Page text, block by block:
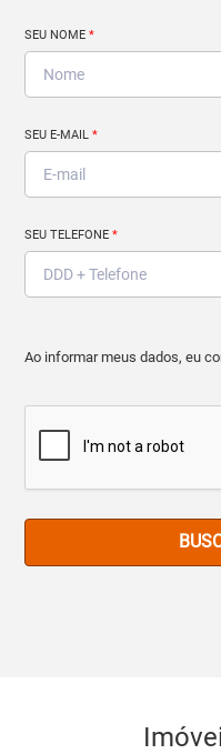
SEU NOME*
SEU E-MAIL*
SEU TELEFONE*
Ao informar meus dados, eu